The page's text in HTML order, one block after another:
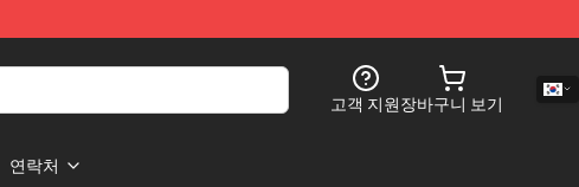
고객 지원장바구니 보기
연락처